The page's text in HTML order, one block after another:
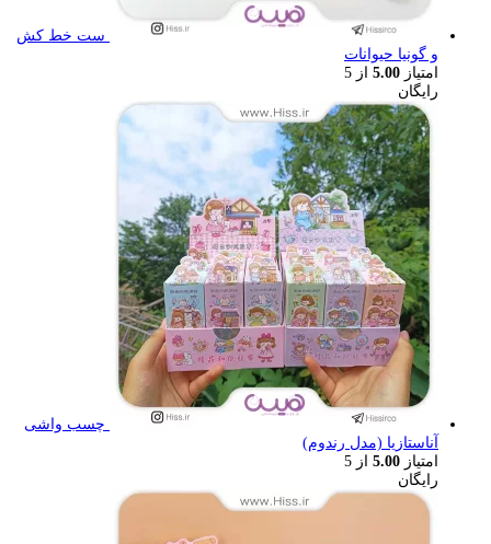
ست خط کش
و گونیا حیوانات
امتیاز 5.00 از 5
رایگان
چسب واشی
آناستازیا (مدل رندوم)
امتیاز 5.00 از 5
رایگان